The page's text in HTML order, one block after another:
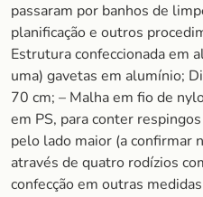
passaram por banhos de
planificação e outros
Estrutura confeccionada em
uma) gavetas em alumínio;
70 cm; – Malha em fio de
em PS, para conter
pelo lado maior (a confirmar
através de quatro rodízios
confecção em outras